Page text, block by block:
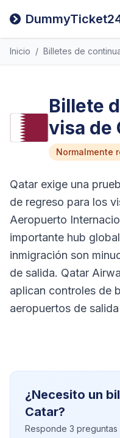
Inicio / Billetes de
Billete
visa de
Normalmente
Qatar exige una
de regreso para los
Aeropuerto
importante hub
inmigración son
de salida. Qatar
aplican controles de
aeropuertos de
¿Necesito un
Catar?
Responde 3